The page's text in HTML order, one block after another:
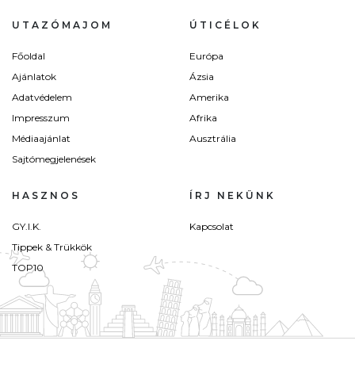
UTAZÓMAJOM
Főoldal
Ajánlatok
Adatvédelem
Impresszum
Médiaajánlat
Sajtómegjelenések
ÚTICÉLOK
Európa
Ázsia
Amerika
Afrika
Ausztrália
HASZNOS
GY.I.K.
Tippek & Trükkök
TOP10
ÍRJ NEKÜNK
Kapcsolat